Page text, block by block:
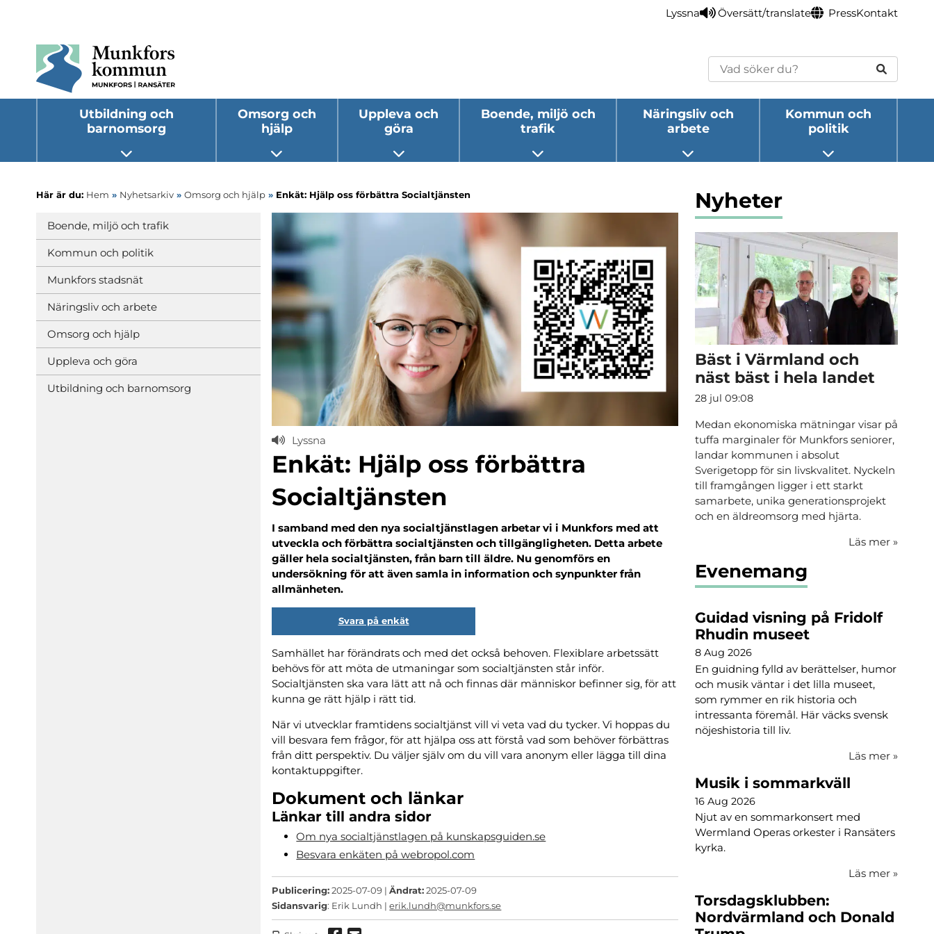
Lyssna Översätt/translate PressKontakt
Sök
Utbildning och
barnomsorg
Öppna undermeny
Omsorg och
hjälp
Öppna undermeny
Uppleva och
göra
Öppna undermeny
Boende, miljö och
trafik
Öppna undermeny
Näringsliv och
arbete
Öppna undermeny
Kommun och
politik
Öppna undermeny
Här är du: Hem » Nyhetsarkiv » Omsorg och hjälp » Enkät: Hjälp oss förbättra Socialtjänsten
Boende, miljö och trafik
Kommun och politik
Munkfors stadsnät
Näringsliv och arbete
Omsorg och hjälp
Uppleva och göra
Utbildning och barnomsorg
Lyssna
Enkät: Hjälp oss förbättra
Socialtjänsten
I samband med den nya socialtjänstlagen arbetar vi i Munkfors med att
utveckla och förbättra socialtjänsten och tillgängligheten. Detta arbete
gäller hela socialtjänsten, från barn till äldre. Nu genomförs en
undersökning för att även samla in information och synpunkter från
allmänheten.
Svara på enkät
Samhället har förändrats och med det också behoven. Flexiblare arbetssätt
behövs för att möta de utmaningar som socialtjänsten står inför.
Socialtjänsten ska vara lätt att nå och finnas där människor befinner sig, för att
kunna ge rätt hjälp i rätt tid.
När vi utvecklar framtidens socialtjänst vill vi veta vad du tycker. Vi hoppas du
vill besvara fem frågor, för att hjälpa oss att förstå vad som behöver förbättras
från ditt perspektiv. Du väljer själv om du vill vara anonym eller lägga till dina
kontaktuppgifter.
Dokument och länkar
Länkar till andra sidor
Om nya socialtjänstlagen på kunskapsguiden.se
Besvara enkäten på webropol.com
Publicering:2025-07-09 |Ändrat:2025-07-09
Sidansvarig: Erik Lundh |erik.lundh@munkfors.se
Nyheter
Bäst i Värmland och
näst bäst i hela landet
28 jul 09:08
Medan ekonomiska mätningar visar på
tuffa marginaler för Munkfors seniorer,
landar kommunen i absolut
Sverigetopp för sin livskvalitet. Nyckeln
till framgången ligger i ett starkt
samarbete, unika generationsprojekt
och en äldreomsorg med hjärta.
Läs mer »
Evenemang
Guidad visning på Fridolf
Rhudin museet
8 Aug 2026
En guidning fylld av berättelser, humor
och musik väntar i det lilla museet,
som rymmer en rik historia och
intressanta föremål. Här väcks svensk
nöjeshistoria till liv.
Läs mer »
Musik i sommarkväll
16 Aug 2026
Njut av en sommarkonsert med
Wermland Operas orkester i Ransäters
kyrka.
Läs mer »
Torsdagsklubben:
Nordvärmland och Donald